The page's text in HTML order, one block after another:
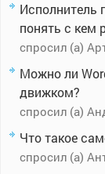
Исполнитель
понять с кем
спросил (а)
Можно ли
движком?
спросил (а)
Что такое
спросил (а)